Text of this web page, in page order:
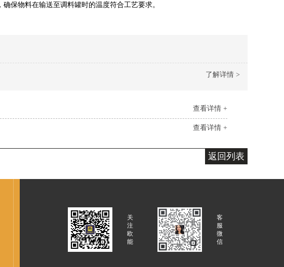
保物料在输送至调料罐时的温度符合工艺要求。
了解详情 >
查看详情 +
查看详情 +
返回列表
关
注
欧
能
客
服
微
信